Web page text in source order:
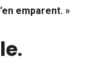
emparent. »
.